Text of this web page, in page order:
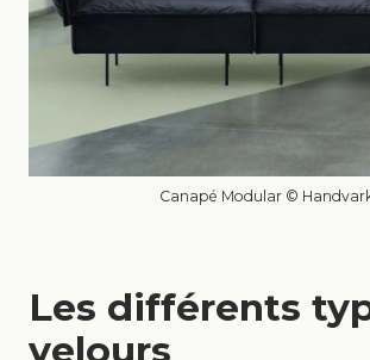
Canapé Modular ©
Les différents
velours